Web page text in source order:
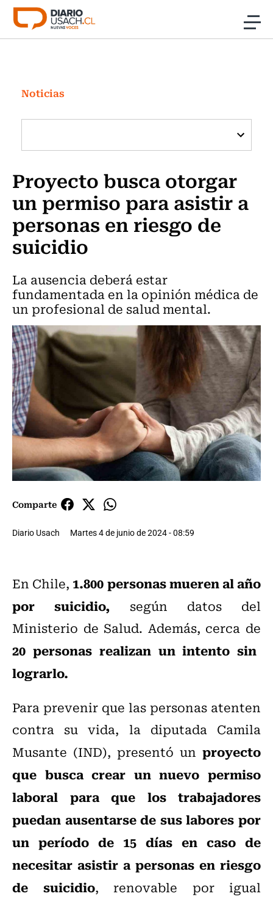
Click acá para ir directamente al contenido
Investigación
Cultura
Programas Radio y TV Usach
Noticias
Proyecto busca otorgar
un permiso para asistir a
personas en riesgo de
suicidio
La ausencia deberá estar
fundamentada en la opinión médica de
un profesional de salud mental.
Comparte
Diario Usach Martes 4 de junio de 2024 - 08:59
En Chile, 1.800 personas mueren al año
por suicidio, según datos del
Ministerio de Salud. Además, cerca de
20 personas realizan un intento sin
lograrlo.
Para prevenir que las personas atenten
contra su vida, la diputada Camila
Musante (IND), presentó un proyecto
que busca crear un nuevo permiso
laboral para que los trabajadores
puedan ausentarse de sus labores por
un período de 15 días en caso de
necesitar asistir a personas en riesgo
de suicidio, renovable por igual